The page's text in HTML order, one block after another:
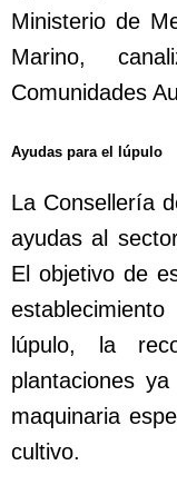
Ministerio de
Marino,
Comunidades
Ayudas para el lúpulo
La Consellería
ayudas al
El objetivo de
lúpulo, la
plantaciones
maquinaria
cultivo.